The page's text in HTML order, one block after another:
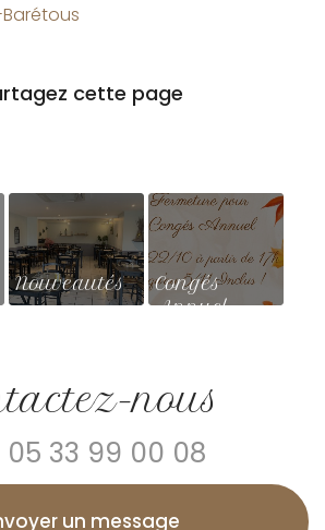
Nouveautés
Congés
Annuel
nous
05 33 99 00 08
un message